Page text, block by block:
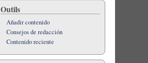
Outils
Añadir contenido
Consejos de redacción
Contenido reciente